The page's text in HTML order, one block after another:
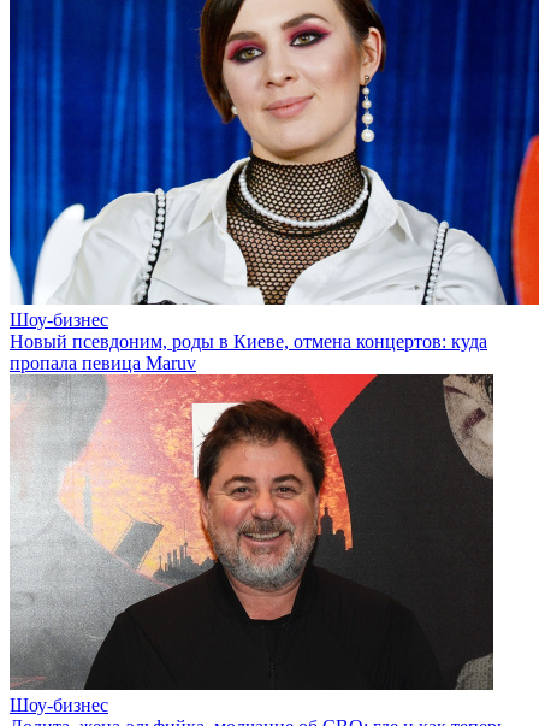
Шоу-бизнес
Новый псевдоним, роды в Киеве, отмена концертов: куда
пропала певица Maruv
Шоу-бизнес